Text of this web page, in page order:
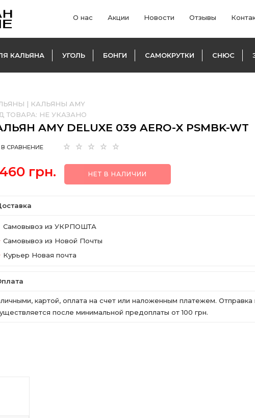
О нас Акции Новости Отзывы
КАЛЬЯНА УГОЛЬ БОНГИ САМОКРУТКИ СНЮС
| КАЛЬЯНЫ AMY
ТОВАРА: НЕ УКАЗАНО
AMY DELUXE 039 AERO-X PSMBK-WT
В СРАВНЕНИЕ
грн. НЕТ В НАЛИЧИИ
Самовывоз из УКРПОШТА
Самовывоз из Новой Почты
Курьер Новая почта
картой, оплата на счет или наложенным платежем.
после минимальной предоплаты от 100 грн.